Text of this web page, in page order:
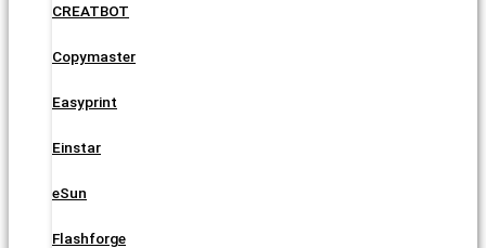
CREATBOT
Copymaster
Easyprint
Einstar
eSun
Flashforge